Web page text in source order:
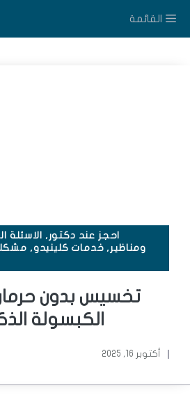
القائمة
احجز عند دكتور , الاسئلة
ومناظير , خدمات كلينيدو,
تخسيس بدون
الكبسولة
أكتوبر 16, 2025